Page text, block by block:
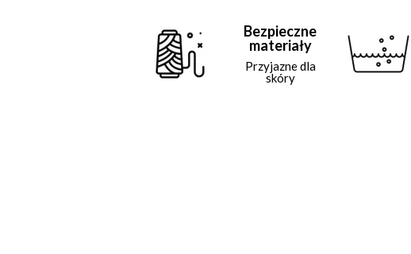
Bezpieczne
materiały
Przyjazne dla
skóry